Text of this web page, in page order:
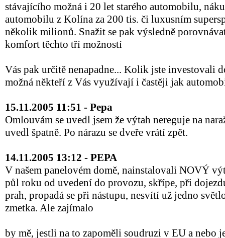
stávajícího možná i 20 let starého automobilu,
automobilu z Kolína za 200 tis. či luxusním
několik milionů. Snažit se pak výsledně
komfort těchto tří možností
Vás pak určitě nenapadne... Kolik jste investovali
možná někteří z Vás využívají i častěji jak
15.11.2005 11:51 - Pepa
Omlouvám se uvedl jsem že výtah nereguje na
uvedl špatně. Po nárazu se dveře vrátí zpět.
14.11.2005 13:12 - PEPA
V našem panelovém domě, nainstalovali NOVÝ
půl roku od uvedení do provozu, skřípe, při
prah, propadá se při nástupu, nesvítí už jedno
zmetka. Ale zajímalo
by mě, jestli na to zapoměli soudruzi v EU a nebo